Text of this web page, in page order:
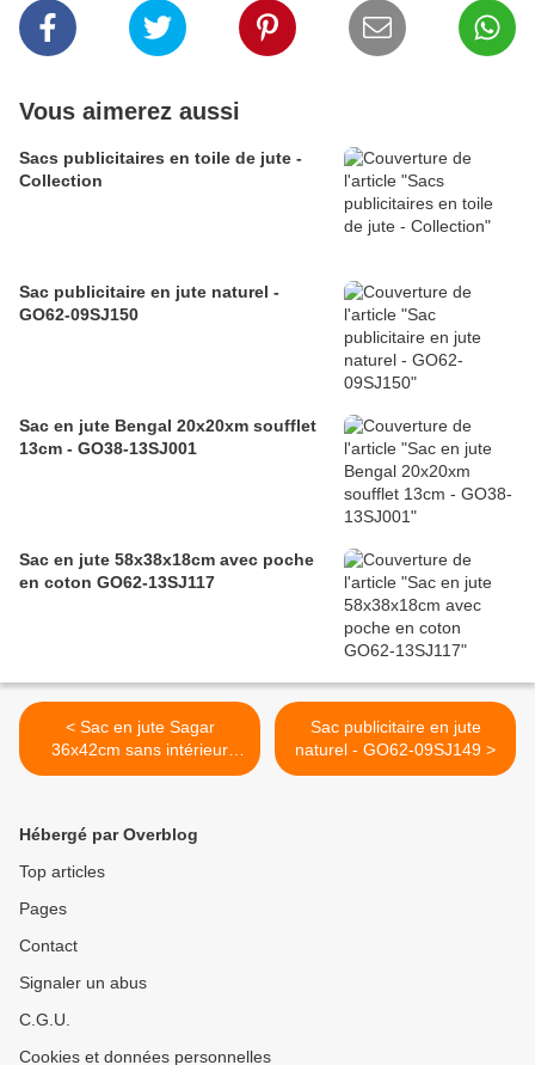
Vous aimerez aussi
Sacs publicitaires en toile de jute -
Collection
Sac publicitaire en jute naturel -
GO62-09SJ150
Sac en jute Bengal 20x20xm soufflet
13cm - GO38-13SJ001
Sac en jute 58x38x18cm avec poche
en coton GO62-13SJ117
< Sac en jute Sagar
36x42cm sans intérieur
laminé GO38-13SJ006
Sac publicitaire en jute
naturel - GO62-09SJ149 >
Hébergé par Overblog
Top articles
Pages
Contact
Signaler un abus
C.G.U.
Cookies et données personnelles